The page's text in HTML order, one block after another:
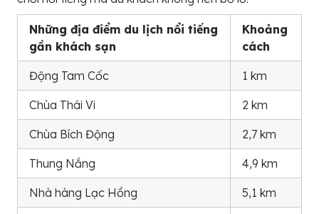
Những địa điểm du lịch nổi tiếng
gần khách sạn
Khoảng
cách
Động Tam Cốc 1 km
Chùa Thái Vi 2 km
Chùa Bích Động 2,7 km
Thung Nắng 4,9 km
Nhà hàng Lạc Hồng 5,1 km